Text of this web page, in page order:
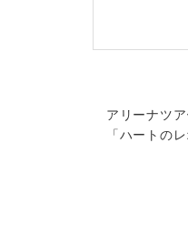
アリーナツ
「ハートの